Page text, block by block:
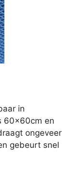
in
60x60cm en
ongeveer
gebeurt snel